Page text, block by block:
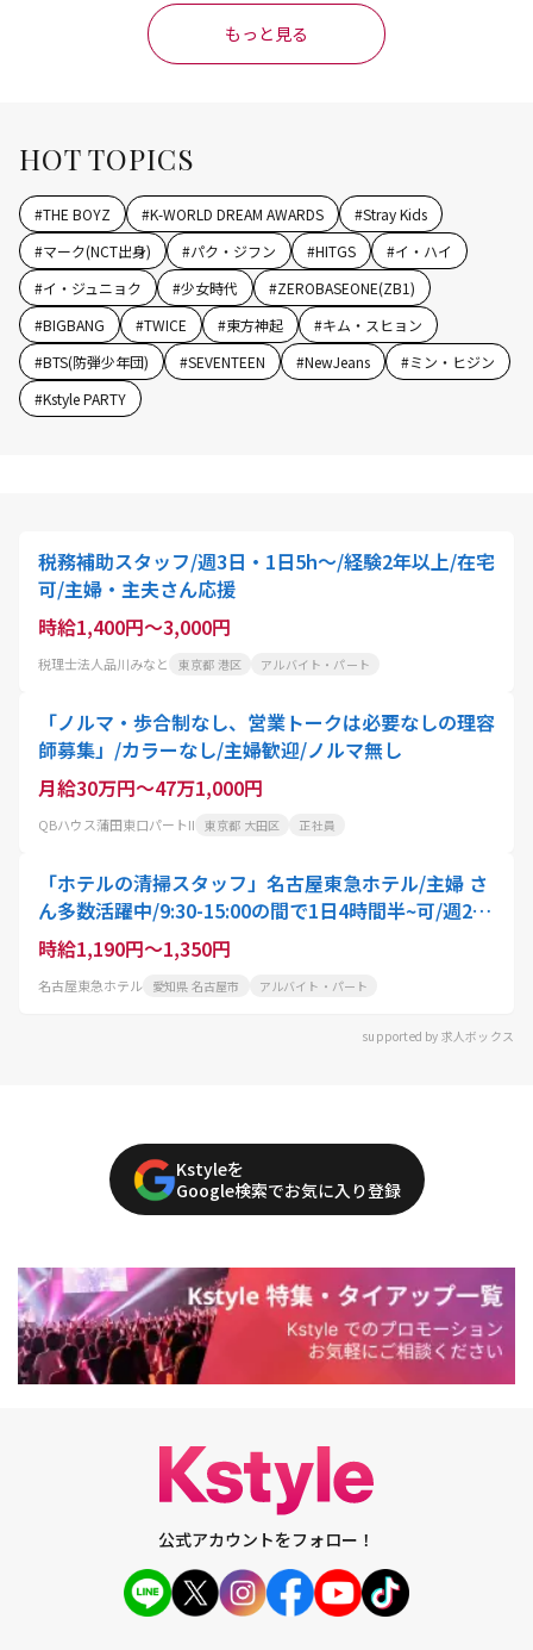
もっと見る
HOT TOPICS
#THE BOYZ #K-WORLD DREAM AWARDS #Stray Kids
#マーク(NCT出身) #パク・ジフン #HITGS #イ・ハイ
#イ・ジュニョク #少女時代 #ZEROBASEONE(ZB1)
#BIGBANG #TWICE #東方神起 #キム・スヒョン
#BTS(防弾少年団) #SEVENTEEN #NewJeans #ミン・ヒジン
#Kstyle PARTY
税務補助スタッフ/週3日・1日5h～/経験2年以上/在宅
可/主婦・主夫さん応援
時給1,400円～3,000円
税理士法人品川みなと 東京都 港区 アルバイト・パート
「ノルマ・歩合制なし、営業トークは必要なしの理容
師募集」/カラーなし/主婦歓迎/ノルマ無し
月給30万円～47万1,000円
QBハウス蒲田東口パートII 東京都 大田区 正社員
「ホテルの清掃スタッフ」名古屋東急ホテル/主婦 さ
ん多数活躍中/9:30-15:00の間で1日4時間半~可/週2勤
務可/接客ナシ/ひとり作業が中心
時給1,190円～1,350円
名古屋東急ホテル 愛知県 名古屋市 アルバイト・パート
supported by 求人ボックス
Kstyleを
Google検索でお気に入り登録
公式アカウントをフォロー！